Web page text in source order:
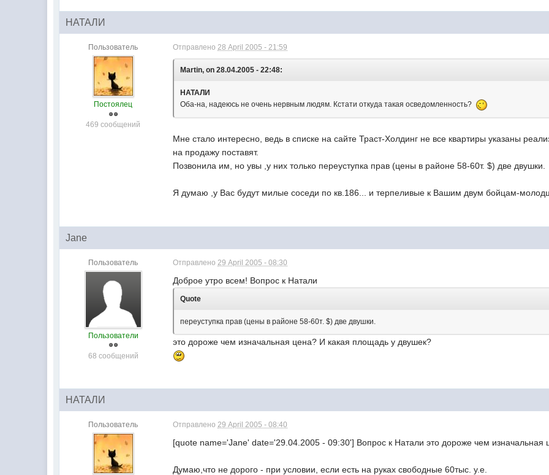
НАТАЛИ
Пользователь
Постоялец
469 сообщений
Отправлено28 April 2005 - 21:59
Martin, on 28.04.2005 - 22:48:
НАТАЛИ
Оба-на, надеюсь не очень нервным людям. Кстати откуда такая осведомленность?
Мне стало интересно, ведь в списке на сайте Траст-Холдинг не все квартиры указаны
на продажу поставят.
Позвонила им, но увы ,у них только переуступка прав (цены в районе 58-60т. $) две двушки.
Я думаю ,у Вас будут милые соседи по кв.186... и терпеливые к Вашим двум бойцам-
Jane
Пользователь
Пользователи
68 сообщений
Отправлено 29 April 2005 - 08:30
Доброе утро всем! Вопрос к Натали
Quote
переуступка прав (цены в районе 58-60т. $) две двушки.
это дороже чем изначальная цена? И какая площадь у двушек?
НАТАЛИ
Пользователь Отправлено 29 April 2005 - 08:40
[quote name='Jane' date='29.04.2005 - 09:30'] Вопрос к Натали это дороже чем
Думаю,что не дорого - при условии, если есть на руках свободные 60тыс. у.е.